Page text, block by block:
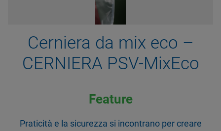
Cerniera da mix eco –
CERNIERA PSV-MixEco
Feature
Praticità e la sicurezza si incontrano per creare